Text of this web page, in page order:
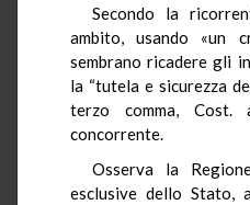
Secondo la
ambito, usando «un
sembrano ricadere gli
la “tutela e sicurezza
terzo comma, Cost.
concorrente.
Osserva la
esclusive dello Stato,